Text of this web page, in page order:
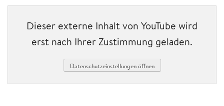
Dieser externe Inhalt von YouTube wird
erst nach Ihrer Zustimmung geladen.
Datenschutzeinstellungen öffnen